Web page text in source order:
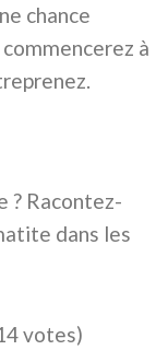
chance
à
? Racontez-
dans les
votes)